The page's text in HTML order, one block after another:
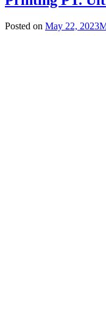
Posted on May 22, 2023